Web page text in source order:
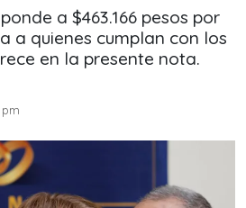
a $463.166 pesos por
a quienes cumplan con los
en la presente nota.